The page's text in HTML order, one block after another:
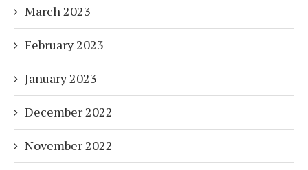
March 2023
February 2023
January 2023
December 2022
November 2022